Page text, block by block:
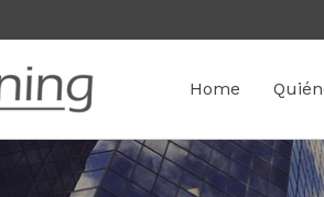
Home